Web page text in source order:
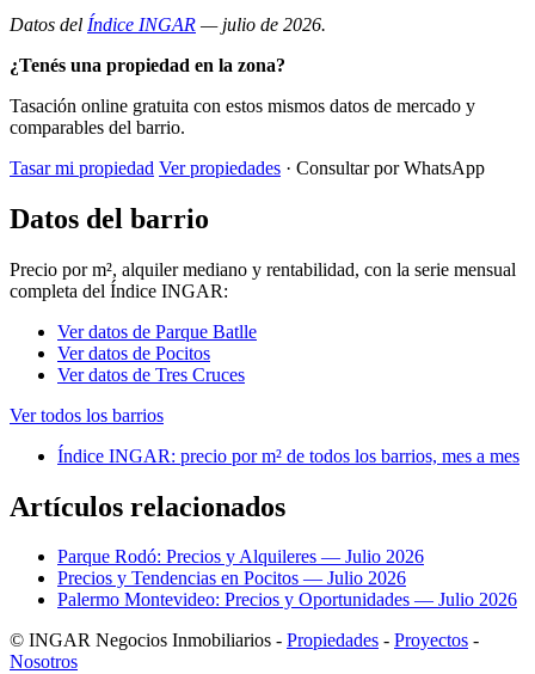
Datos del Índice INGAR — julio de 2026.
¿Tenés una propiedad en la zona?
Tasación online gratuita con estos mismos datos de mercado y
comparables del barrio.
Tasar mi propiedad Ver propiedades · Consultar por WhatsApp
Datos del barrio
Precio por m², alquiler mediano y rentabilidad, con la serie mensual
completa del Índice INGAR:
Ver datos de Parque Batlle
Ver datos de Pocitos
Ver datos de Tres Cruces
Ver todos los barrios
Índice INGAR: precio por m² de todos los barrios, mes a mes
Artículos relacionados
Parque Rodó: Precios y Alquileres — Julio 2026
Precios y Tendencias en Pocitos — Julio 2026
Palermo Montevideo: Precios y Oportunidades — Julio 2026
© INGAR Negocios Inmobiliarios - Propiedades - Proyectos -
Nosotros